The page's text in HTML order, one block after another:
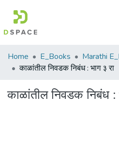
Communities
&
All of DSpace
Home E_Books
Marathi
काळांतील निवडक निबंध : भाग ३ रा
काळांतील निवडक निबंध :